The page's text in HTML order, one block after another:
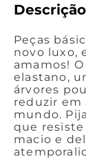
Descrição
Peças
novo luxo,
amamos!
elastano,
árvores
reduzir em
mundo.
que
macio e